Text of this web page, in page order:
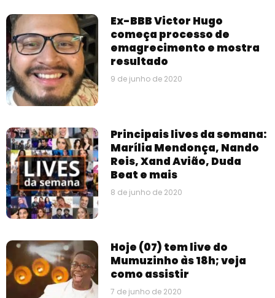
Ex-BBB Victor Hugo
começa processo de
emagrecimento e mostra
resultado
9 de junho de 2020
Principais lives da semana:
Marília Mendonça, Nando
Reis, Xand Avião, Duda
Beat e mais
8 de junho de 2020
Hoje (07) tem live do
Mumuzinho às 18h; veja
como assistir
7 de junho de 2020